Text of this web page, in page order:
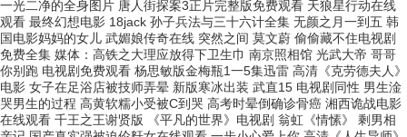
一光二净的全身图片 唐人街探案3正片完整版免费观看 天狼星行动在线
观看 最终幻想电影 18jack 孙子兵法与三十六计全集 无颜之月一到五 韩
国电影妈妈的女儿 武媚娘传奇在线 突然之间 莫文蔚 偷偷藏不住电视剧
免费全集 媒体：高铁之大理应放得下卫生巾 南京照相馆 光武大帝 哥哥
你别跑 电视剧免费观看 杨思敏版金梅瓶1一5集迅雷 高清《克劳德夫人》
电影 女子在足浴店被技师弄晕 新版寒冰出装 武直15 电视剧同性 男生淦
哭男生的过程 高黄软糯小受被C到哭 高考时晕倒确诊骨癌 湘西诡战电影
在线观看 千王之王谢贤版 《平凡的世界》电视剧 翁虹《情愫》 剩男相